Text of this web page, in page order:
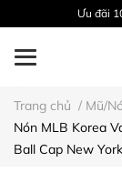
Ưu đãi
Trang chủ / Mũ/
Nón MLB Korea
Ball Cap New